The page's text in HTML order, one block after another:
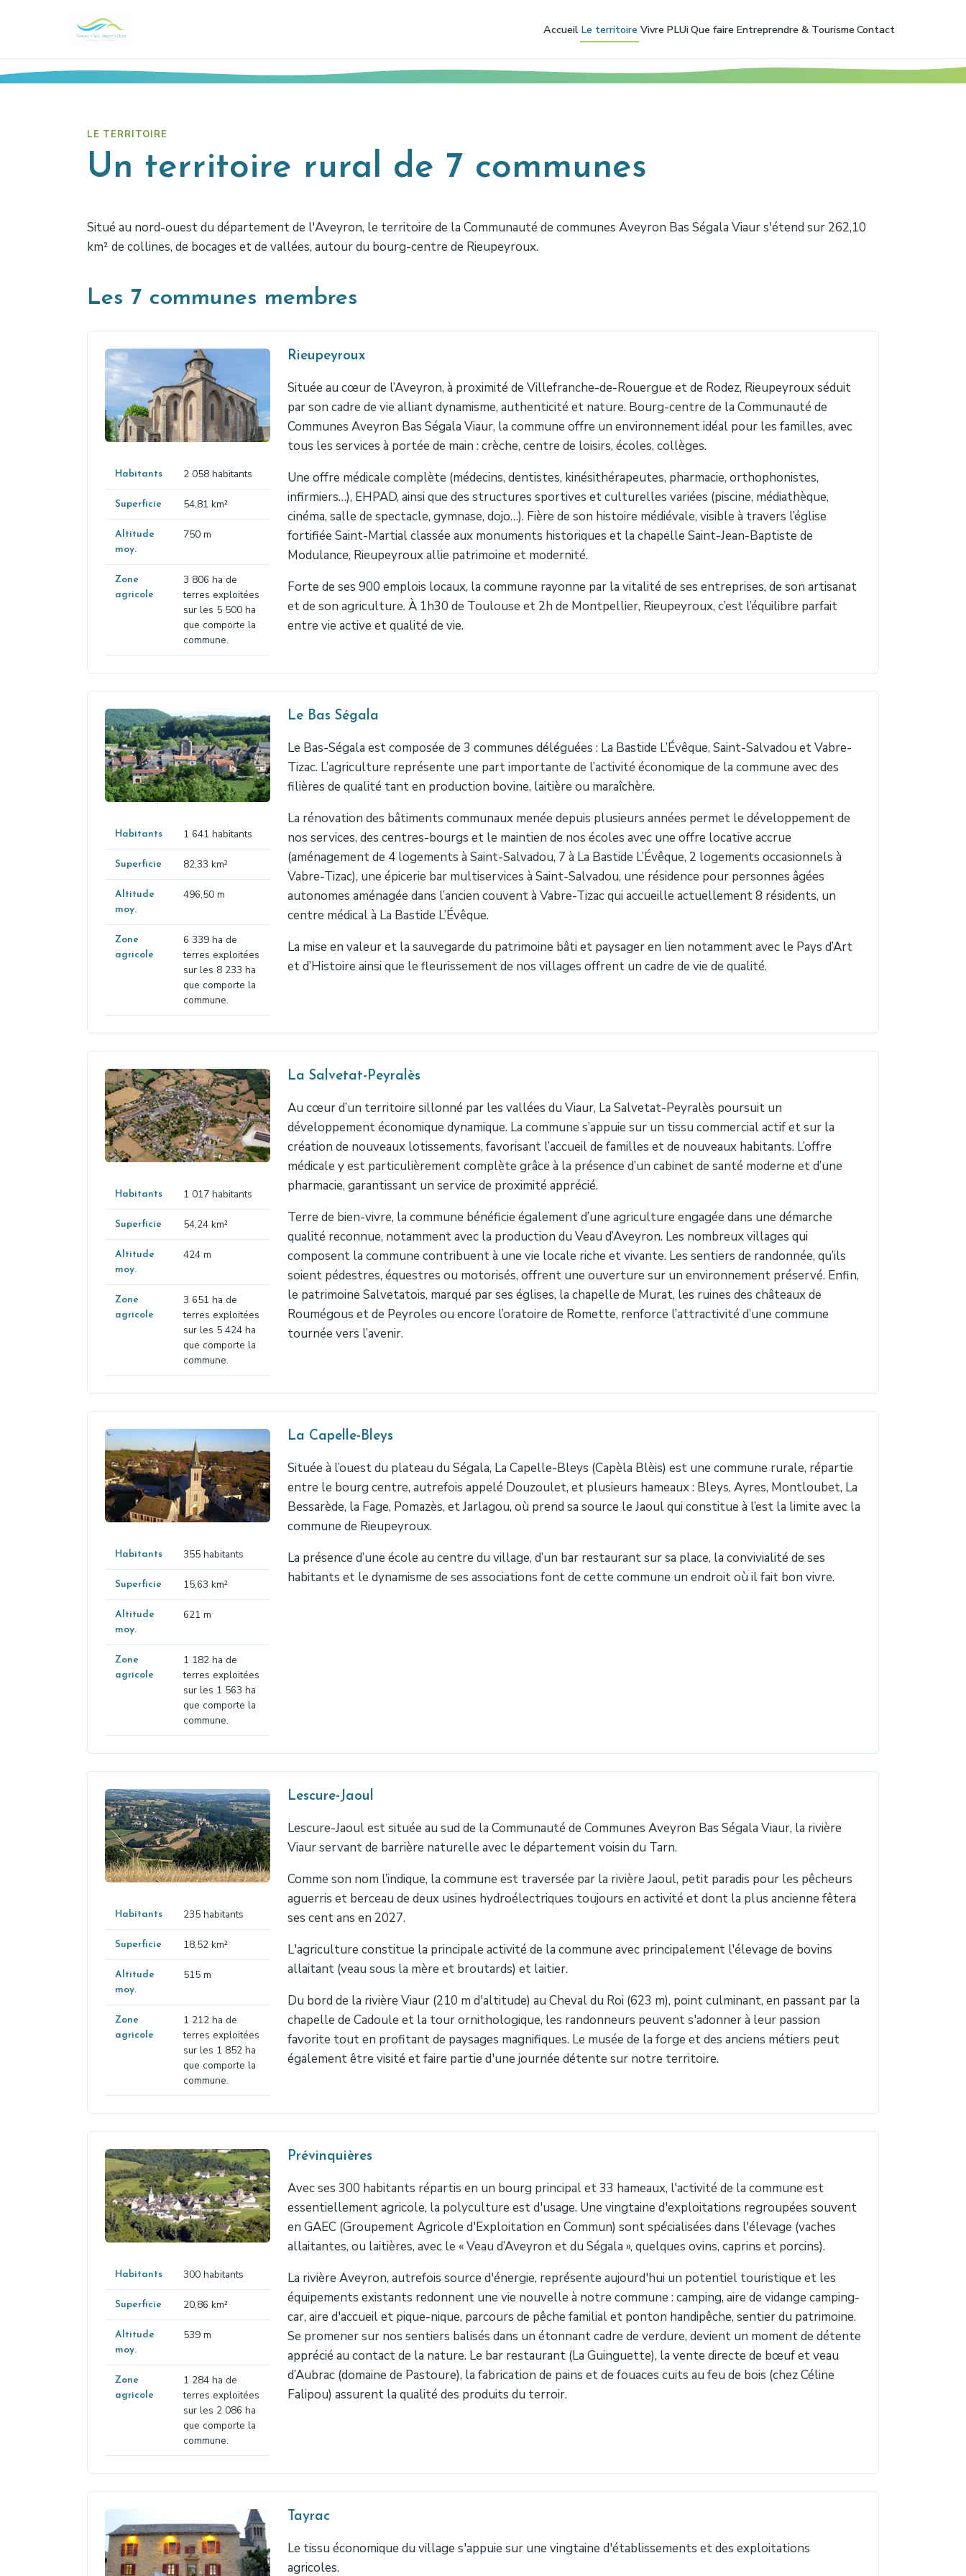
Accueil Le territoire Vivre PLUiQue faire Entreprendre & TourismeContact
LE TERRITOIRE
Un territoire rural de 7 communes
Situé au nord-ouest du département de l'Aveyron, le territoire de la Communauté de communes Aveyron Bas Ségala Viaur s'étend sur 262,10
km² de collines, de bocages et de vallées, autour du bourg-centre de Rieupeyroux.
Les 7 communes membres
Habitants 2 058 habitants
Superficie 54,81 km²
Altitude
moy.
750 m
Zone
agricole
3 806 ha de
terres exploitées
sur les 5 500 ha
que comporte la
commune.
Rieupeyroux
Située au cœur de l’Aveyron, à proximité de Villefranche-de-Rouergue et de Rodez, Rieupeyroux séduit
par son cadre de vie alliant dynamisme, authenticité et nature. Bourg-centre de la Communauté de
Communes Aveyron Bas Ségala Viaur, la commune offre un environnement idéal pour les familles, avec
tous les services à portée de main : crèche, centre de loisirs, écoles, collèges.
Une offre médicale complète (médecins, dentistes, kinésithérapeutes, pharmacie, orthophonistes,
infirmiers…), EHPAD, ainsi que des structures sportives et culturelles variées (piscine, médiathèque,
cinéma, salle de spectacle, gymnase, dojo…). Fière de son histoire médiévale, visible à travers l’église
fortifiée Saint-Martial classée aux monuments historiques et la chapelle Saint-Jean-Baptiste de
Modulance, Rieupeyroux allie patrimoine et modernité.
Forte de ses 900 emplois locaux, la commune rayonne par la vitalité de ses entreprises, de son artisanat
et de son agriculture. À 1h30 de Toulouse et 2h de Montpellier, Rieupeyroux, c’est l’équilibre parfait
entre vie active et qualité de vie.
Habitants 1 641 habitants
Superficie 82,33 km²
Altitude
moy.
496,50 m
Zone
agricole
6 339 ha de
terres exploitées
sur les 8 233 ha
que comporte la
commune.
Le Bas Ségala
Le Bas-Ségala est composée de 3 communes déléguées : La Bastide L’Évêque, Saint-Salvadou et Vabre-
Tizac. L’agriculture représente une part importante de l’activité économique de la commune avec des
filières de qualité tant en production bovine, laitière ou maraîchère.
La rénovation des bâtiments communaux menée depuis plusieurs années permet le développement de
nos services, des centres-bourgs et le maintien de nos écoles avec une offre locative accrue
(aménagement de 4 logements à Saint-Salvadou, 7 à La Bastide L’Évêque, 2 logements occasionnels à
Vabre-Tizac), une épicerie bar multiservices à Saint-Salvadou, une résidence pour personnes âgées
autonomes aménagée dans l’ancien couvent à Vabre-Tizac qui accueille actuellement 8 résidents, un
centre médical à La Bastide L’Évêque.
La mise en valeur et la sauvegarde du patrimoine bâti et paysager en lien notamment avec le Pays d’Art
et d’Histoire ainsi que le fleurissement de nos villages offrent un cadre de vie de qualité.
Habitants 1 017 habitants
Superficie 54,24 km²
Altitude
moy.
424 m
Zone
agricole
3 651 ha de
terres exploitées
sur les 5 424 ha
que comporte la
commune.
La Salvetat-Peyralès
Au cœur d’un territoire sillonné par les vallées du Viaur, La Salvetat-Peyralès poursuit un
développement économique dynamique. La commune s’appuie sur un tissu commercial actif et sur la
création de nouveaux lotissements, favorisant l’accueil de familles et de nouveaux habitants. L’offre
médicale y est particulièrement complète grâce à la présence d’un cabinet de santé moderne et d’une
pharmacie, garantissant un service de proximité apprécié.
Terre de bien-vivre, la commune bénéficie également d’une agriculture engagée dans une démarche
qualité reconnue, notamment avec la production du Veau d’Aveyron. Les nombreux villages qui
composent la commune contribuent à une vie locale riche et vivante. Les sentiers de randonnée, qu’ils
soient pédestres, équestres ou motorisés, offrent une ouverture sur un environnement préservé. Enfin,
le patrimoine Salvetatois, marqué par ses églises, la chapelle de Murat, les ruines des châteaux de
Roumégous et de Peyroles ou encore l’oratoire de Romette, renforce l’attractivité d’une commune
tournée vers l’avenir.
Habitants 355 habitants
Superficie 15,63 km²
Altitude
moy.
621 m
Zone
agricole
1 182 ha de
terres exploitées
sur les 1 563 ha
que comporte la
commune.
La Capelle-Bleys
Située à l’ouest du plateau du Ségala, La Capelle-Bleys (Capèla Blèis) est une commune rurale, répartie
entre le bourg centre, autrefois appelé Douzoulet, et plusieurs hameaux : Bleys, Ayres, Montloubet, La
Bessarède, la Fage, Pomazès, et Jarlagou, où prend sa source le Jaoul qui constitue à l’est la limite avec la
commune de Rieupeyroux.
La présence d’une école au centre du village, d’un bar restaurant sur sa place, la convivialité de ses
habitants et le dynamisme de ses associations font de cette commune un endroit où il fait bon vivre.
Habitants 235 habitants
Superficie 18,52 km²
Altitude
moy.
515 m
Zone
agricole
1 212 ha de
terres exploitées
sur les 1 852 ha
que comporte la
commune.
Lescure-Jaoul
Lescure-Jaoul est située au sud de la Communauté de Communes Aveyron Bas Ségala Viaur, la rivière
Viaur servant de barrière naturelle avec le département voisin du Tarn.
Comme son nom l’indique, la commune est traversée par la rivière Jaoul, petit paradis pour les pêcheurs
aguerris et berceau de deux usines hydroélectriques toujours en activité et dont la plus ancienne fêtera
ses cent ans en 2027.
L'agriculture constitue la principale activité de la commune avec principalement l'élevage de bovins
allaitant (veau sous la mère et broutards) et laitier.
Du bord de la rivière Viaur (210 m d'altitude) au Cheval du Roi (623 m), point culminant, en passant par la
chapelle de Cadoule et la tour ornithologique, les randonneurs peuvent s'adonner à leur passion
favorite tout en profitant de paysages magnifiques. Le musée de la forge et des anciens métiers peut
également être visité et faire partie d'une journée détente sur notre territoire.
Habitants 300 habitants
Superficie 20,86 km²
Altitude
moy.
539 m
Zone
agricole
1 284 ha de
terres exploitées
sur les 2 086 ha
que comporte la
commune.
Prévinquières
Avec ses 300 habitants répartis en un bourg principal et 33 hameaux, l'activité de la commune est
essentiellement agricole, la polyculture est d'usage. Une vingtaine d'exploitations regroupées souvent
en GAEC (Groupement Agricole d'Exploitation en Commun) sont spécialisées dans l'élevage (vaches
allaitantes, ou laitières, avec le « Veau d’Aveyron et du Ségala », quelques ovins, caprins et porcins).
La rivière Aveyron, autrefois source d'énergie, représente aujourd'hui un potentiel touristique et les
équipements existants redonnent une vie nouvelle à notre commune : camping, aire de vidange camping-
car, aire d'accueil et pique-nique, parcours de pêche familial et ponton handipêche, sentier du patrimoine.
Se promener sur nos sentiers balisés dans un étonnant cadre de verdure, devient un moment de détente
apprécié au contact de la nature. Le bar restaurant (La Guinguette), la vente directe de bœuf et veau
d’Aubrac (domaine de Pastoure), la fabrication de pains et de fouaces cuits au feu de bois (chez Céline
Falipou) assurent la qualité des produits du terroir.
Tayrac
Le tissu économique du village s'appuie sur une vingtaine d'établissements et des exploitations
agricoles.